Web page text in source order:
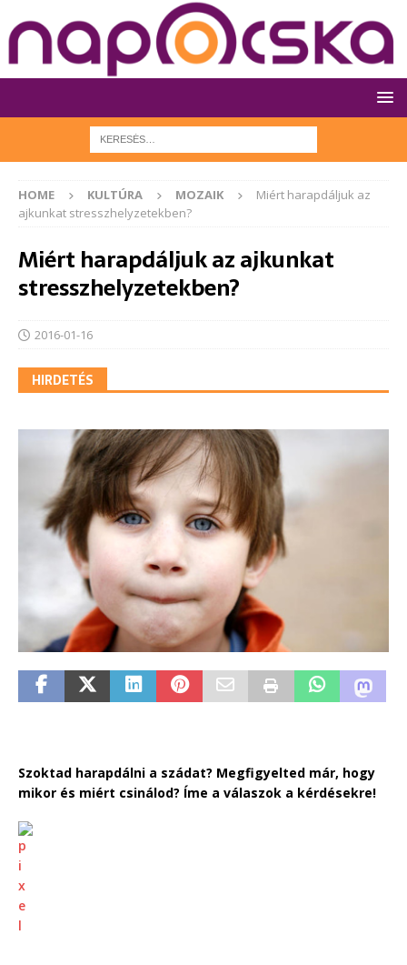
HOME KULTÚRA MOZAIK
Miért harapdáljuk az
ajkunkat stresszhelyzetekben?
Miért harapdáljuk az ajkunkat
stresszhelyzetekben?
2016-01-16
HIRDETÉS
Szoktad harapdálni a szádat? Megfigyelted már, hogy
mikor és miért csinálod? Íme a válaszok a kérdésekre!